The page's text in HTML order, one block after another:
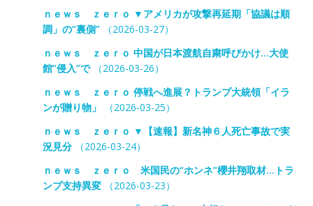
ｎｅｗｓ ｚｅｒｏ ▼アメリカが攻撃再延期「協議は順
調」の“裏側”（2026-03-27）
ｎｅｗｓ ｚｅｒｏ 中国が日本渡航自粛呼びかけ…大使
館“侵入”で（2026-03-26）
ｎｅｗｓ ｚｅｒｏ 停戦へ進展？トランプ大統領「イラ
ンが贈り物」
（2026-03-25）
ｎｅｗｓ ｚｅｒｏ ▼【速報】新名神６人死亡事故で実
況見分（2026-03-24）
ｎｅｗｓ ｚｅｒｏ 米国民の“ホンネ”櫻井翔取材…トラ
ンプ支持異変（2026-03-23）